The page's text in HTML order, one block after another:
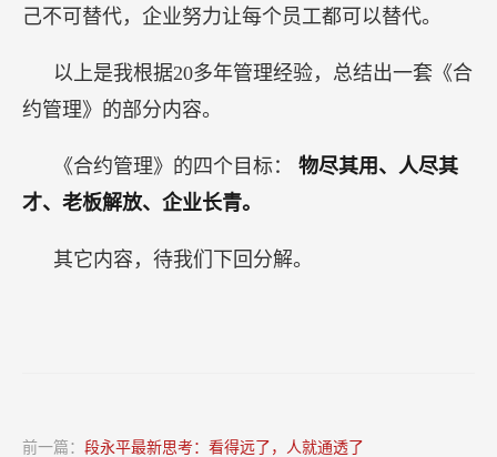
己不可替代，企业努力让每个员工都可以替代。
以上是我根据20多年管理经验，总结出一套《合
约管理》的部分内容。
《合约管理》的四个目标： 物尽其用、人尽其
才、老板解放、企业长青。
其它内容，待我们下回分解。
前一篇： 段永平最新思考：看得远了，人就通透了